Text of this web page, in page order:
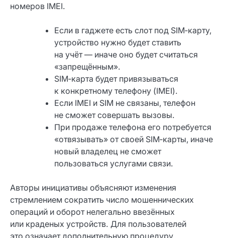
номеров IMEI.
Если в гаджете есть слот под SIM‑карту,
устройство нужно будет ставить
на учёт — иначе оно будет считаться
«запрещённым».
SIM‑карта будет привязываться
к конкретному телефону (IMEI).
Если IMEI и SIM не связаны, телефон
не сможет совершать вызовы.
При продаже телефона его потребуется
«отвязывать» от своей SIM‑карты, иначе
новый владелец не сможет
пользоваться услугами связи.
Авторы инициативы объясняют изменения
стремлением сократить число мошеннических
операций и оборот нелегально ввезённых
или краденых устройств. Для пользователей
это означает дополнительную процедуру